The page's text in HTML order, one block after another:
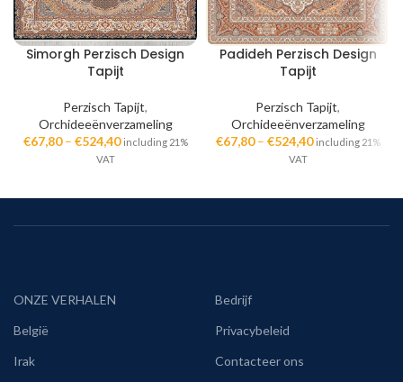
Simorgh Perzisch Design
Tapijt
Perzisch Tapijt,
Orchideeënverzameling
€67,80– €524,40 including 21%
VAT
Padideh Perzisch Design
Tapijt
Perzisch Tapijt,
Orchideeënverzameling
€67,80– €524,40 including 21%
VAT
ONZE VERHALEN
België
Irak
Bedrijf
Privacybeleid
Contacteer ons